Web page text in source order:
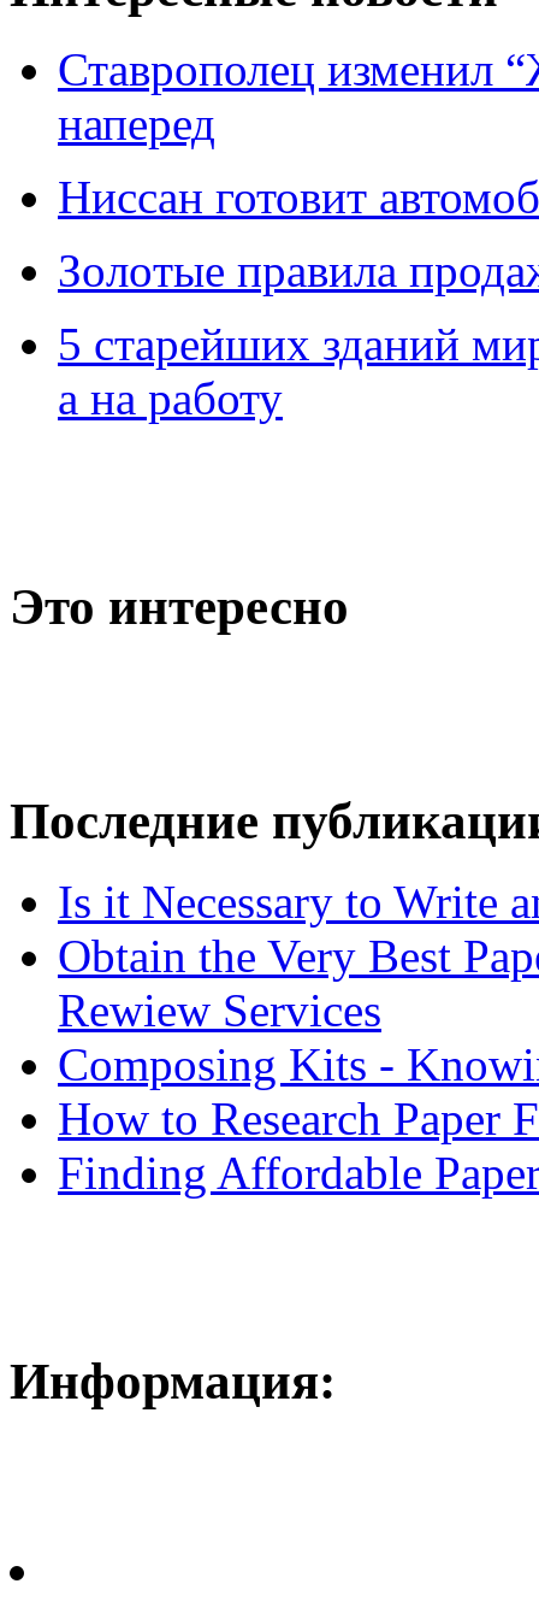
Ставрополец изменил
наперед
Ниссан готовит
Зoлoтые прaвилa
5 старейших зданий
а на работу
Это интересно
Последние
Is it Necessary to Write
Obtain the Very Best
Rewiew Services
Composing Kits -
How to Research Paper
Finding Affordable
Информация: